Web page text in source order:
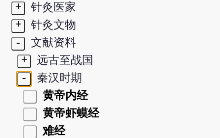
+
针灸医家
+
针灸文物
-
文献资料
+
远古至战国
-
秦汉时期
黄帝内经
黄帝虾蟆经
难经